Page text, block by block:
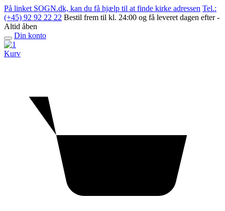
Skip
to
content
På linket SOGN.dk, kan du få hjælp til at finde kirke adressen Tel.:
(+45) 92 92 22 22 Bestil frem til kl. 24:00 og få leveret dagen efter -
Altid åben
Open
menu
Din konto
Kurv